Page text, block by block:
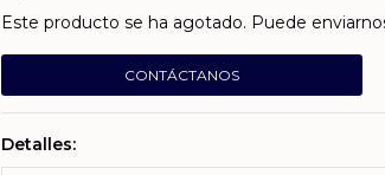
Este producto se ha agotado. Puede
CONTÁCTANOS
Detalles: